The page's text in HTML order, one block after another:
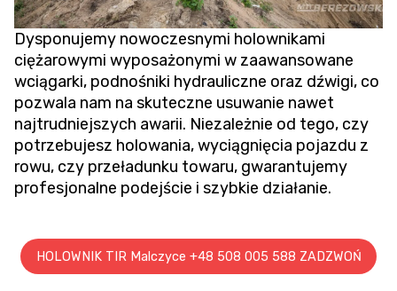
Dysponujemy nowoczesnymi holownikami
ciężarowymi wyposażonymi w zaawansowane
wciągarki, podnośniki hydrauliczne oraz dźwigi, co
pozwala nam na skuteczne usuwanie nawet
najtrudniejszych awarii. Niezależnie od tego, czy
potrzebujesz holowania,wyciągnięcia pojazdu z
rowu, czy przeładunku towaru, gwarantujemy
profesjonalne podejście i szybkie działanie.
HOLOWNIK TIR Malczyce +48 508 005 588 ZADZWOŃ